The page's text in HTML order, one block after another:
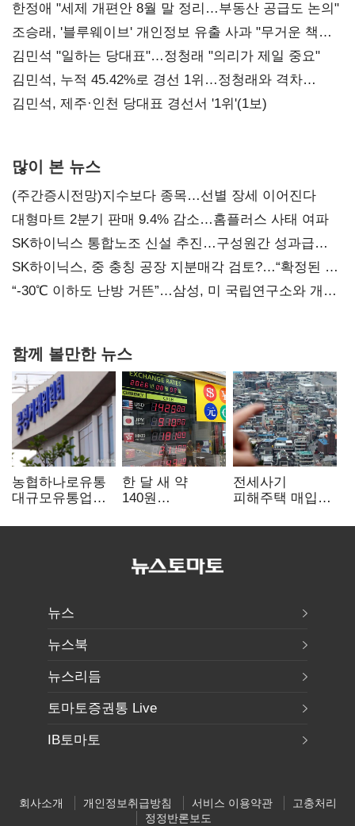
한정애 "세제 개편안 8월 말 정리…부동산 공급도 논의"
조승래, '블루웨이브' 개인정보 유출 사과 "무거운 책임
통감"
김민석 "일하는 당대표"…정청래 "의리가 제일 중요"
김민석, 누적 45.42%로 경선 1위…정청래와 격차
0.86%p(2보)
김민석, 제주·인천 당대표 경선서 '1위'(1보)
많이 본 뉴스
(주간증시전망)지수보다 종목…선별 장세 이어진다
대형마트 2분기 판매 9.4% 감소…홈플러스 사태 여파
SK하이닉스 통합노조 신설 추진…구성원간 성과급
불만 확산
SK하이닉스, 중 충칭 공장 지분매각 검토?…“확정된 바
없어”
“-30℃ 이하도 난방 거뜬”…삼성, 미 국립연구소와 개발
함께 볼만한 뉴스
농협하나로유통
대규모유통업법
공정위, 과징금
한 달 새 약
140원
엔저'에 원화
전세사기
피해주택 매입
누적 피해자
뉴스
뉴스북
뉴스리듬
토마토증권통 Live
IB토마토
회사소개 개인정보취급방침 서비스 이용약관
고충처리
정정반론보도